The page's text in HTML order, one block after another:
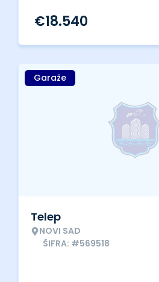
€18.540
Garaže
Telep
NOVI SAD
ŠIFRA: #569518